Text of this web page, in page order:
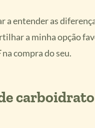
a entender as
a minha opção
na compra do seu.